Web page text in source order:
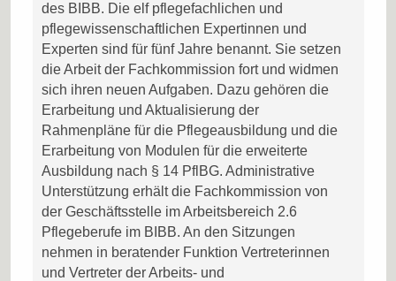
des BIBB. Die elf pflegefachlichen und
pflegewissenschaftlichen Expertinnen und
Experten sind für fünf Jahre benannt. Sie setzen
die Arbeit der Fachkommission fort und widmen
sich ihren neuen Aufgaben. Dazu gehören die
Erarbeitung und Aktualisierung der
Rahmenpläne für die Pflegeausbildung und die
Erarbeitung von Modulen für die erweiterte
Ausbildung nach § 14 PflBG. Administrative
Unterstützung erhält die Fachkommission von
der Geschäftsstelle im Arbeitsbereich 2.6
Pflegeberufe im BIBB. An den Sitzungen
nehmen in beratender Funktion Vertreterinnen
und Vertreter der Arbeits- und